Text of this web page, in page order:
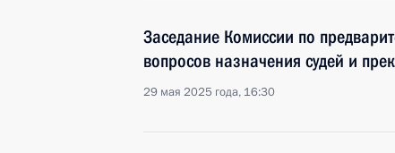
Заседание Комиссии по
вопросов назначения судей и
29 мая 2025 года, 16:30